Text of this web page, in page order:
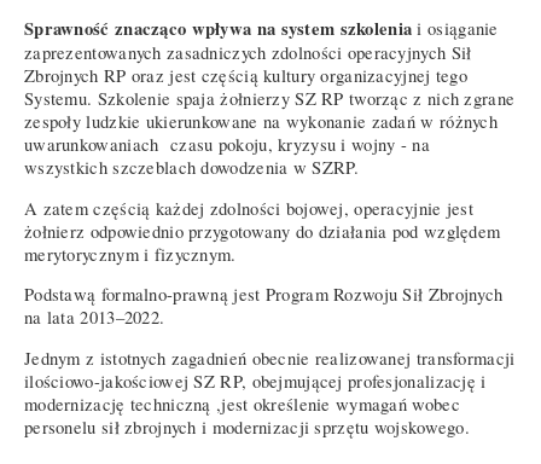
Sprawność znacząco wpływa na system szkolenia i osiąganie
zaprezentowanych zasadniczych zdolności operacyjnych Sił
Zbrojnych RP oraz jest częścią kultury organizacyjnej tego
Systemu. Szkolenie spaja żołnierzy SZ RP tworząc z nich zgrane
zespoły ludzkie ukierunkowane na wykonanie zadań w różnych
uwarunkowaniach czasu pokoju, kryzysu i wojny - na
wszystkich szczeblach dowodzenia w SZRP.
A zatem częścią każdej zdolności bojowej, operacyjnie jest
żołnierz odpowiednio przygotowany do działania pod względem
merytorycznym i fizycznym.
Podstawą formalno-prawną jest Program Rozwoju Sił Zbrojnych
na lata 2013–2022.
Jednym z istotnych zagadnień obecnie realizowanej transformacji
ilościowo-jakościowej SZ RP, obejmującej profesjonalizację i
modernizację techniczną ,jest określenie wymagań wobec
personelu sił zbrojnych i modernizacji sprzętu wojskowego.